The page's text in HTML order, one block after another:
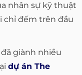
nhân sự kỹ thuật
chỉ đếm trên đầu
giành nhiều
dự án The